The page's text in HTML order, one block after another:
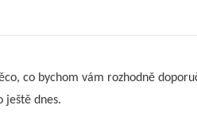
co bychom vám rozhodně
ještě dnes.